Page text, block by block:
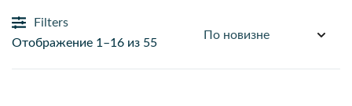
Filters
Отображение 1–16 из 55Сортировка: